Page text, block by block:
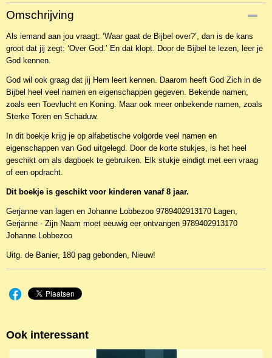
Productcode
NBKDa-38746
EAN code
9789402913170
Productcode leverancier
De Banier
Omschrijving
Als iemand aan jou vraagt: ‘Waar gaat de Bijbel over?’, dan is de kans
groot dat jij zegt: ‘Over God.’ En dat klopt. Door de Bijbel te lezen, leer je
God kennen.
God wil ook graag dat jij Hem leert kennen. Daarom heeft God Zich in de
Bijbel heel veel namen en eigenschappen gegeven. Bekende namen,
zoals een Toevlucht en Koning. Maar ook meer onbekende namen, zoals
Sterke Toren en Schaduw.
In dit boekje krijg je op alfabetische volgorde veel namen en
eigenschappen van God uitgelegd. Door de korte stukjes, is het heel
geschikt om als dagboek te gebruiken. Elk stukje eindigt met een vraag
of een opdracht.
Dit boekje is geschikt voor kinderen vanaf 8 jaar.
Gerjanne van lagen en Johanne Lobbezoo 9789402913170 Lagen,
Gerjanne - Zijn Naam moet eeuwig eer ontvangen 9789402913170
Johanne Lobbezoo
Uitg. de Banier, 180 pag gebonden, Nieuw!
Ook interessant